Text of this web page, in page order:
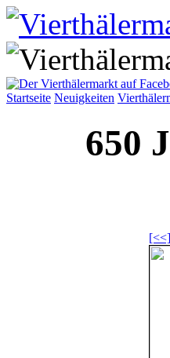
Startseite Neuigkeiten
650
[<<]